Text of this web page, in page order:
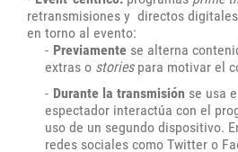
retransmisiones y directos
en torno al evento:
Previamente se alterna
extras o storiespara motivar el
Durante la transmisión se usa
espectador interactúa con el
uso de un segundo dispositivo.
redes sociales como Twitter o